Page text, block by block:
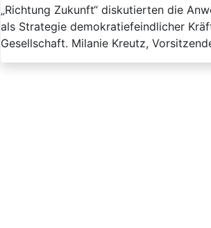
„Richtung Zukunft“ diskutierten die
als Strategie demokratiefeindlicher
Gesellschaft. Milanie Kreutz,